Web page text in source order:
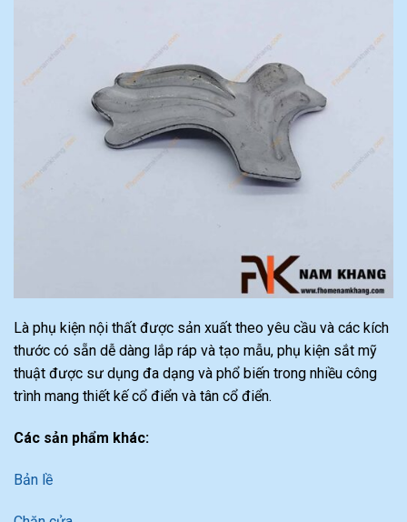
Là phụ kiện nội thất được sản xuất theo yêu cầu và các kích
thước có sẵn dễ dàng lắp ráp và tạo mẫu, phụ kiện sắt mỹ
thuật được sư dụng đa dạng và phổ biến trong nhiều công
trình mang thiết kế cổ điển và tân cổ điển.
Các sản phẩm khác:
Bản lề